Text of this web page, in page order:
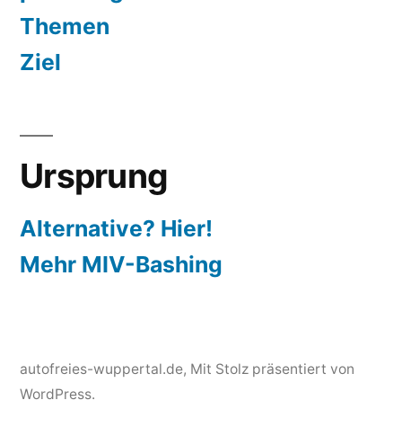
Themen
Ziel
Ursprung
Alternative? Hier!
Mehr MIV-Bashing
autofreies-wuppertal.de, Mit Stolz präsentiert von
WordPress.